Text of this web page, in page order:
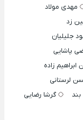
مهدی مولاد
زد
جلیلیان
پاشایی
زاده
لرستانی
بند
گرشا رضایی